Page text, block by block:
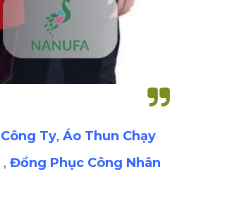
Ty, Áo Thun Chạy
, Đồng Phục Công Nhân